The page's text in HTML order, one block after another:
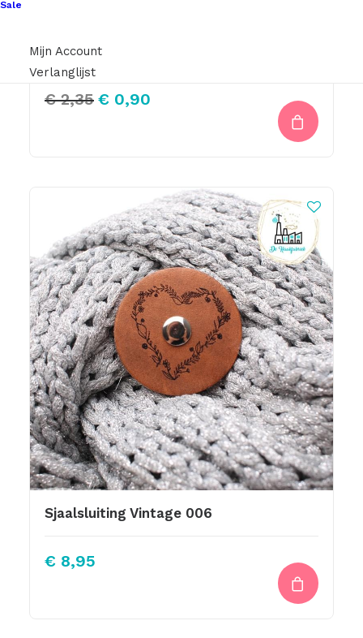
Sale
Mijn Account
Verlanglijst
Cahlista Lilac Mist (399)
€2,35 Oorspronkelijke
€ 0,90
Sjaalsluiting Vintage 006
€ 8,95